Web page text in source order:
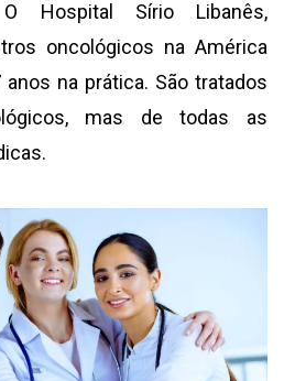
Hospital Sírio Libanês,
oncológicos na América
na prática. São tratados
mas de todas as